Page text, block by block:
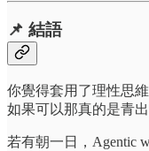
📌 結語
你覺得套用了理性思
如果可以那真的是青
若有朝一日，Agentic